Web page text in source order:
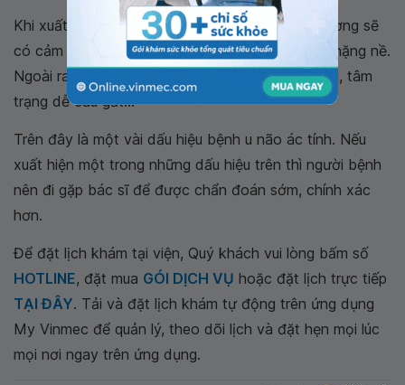
Khi xuất hiện khối u não ác tính, người bệnh thường sẽ
có cảm giác mệt mỏi, cơ thể kiệt sức, chân tay nặng nề.
Ngoài ra người bệnh còn mất khả năng tập trung, tâm
trạng dễ cáu gắt...
Trên đây là một vài dấu hiệu bệnh u não ác tính. Nếu
xuất hiện một trong những dấu hiệu trên thì người bệnh
nên đi gặp bác sĩ để được chẩn đoán sớm, chính xác
hơn.
Để đặt lịch khám tại viện, Quý khách vui lòng bấm số
HOTLINE, đặt mua GÓI DỊCH VỤ hoặc đặt lịch trực tiếp
TẠI ĐÂY. Tải và đặt lịch khám tự động trên ứng dụng
My Vinmec để quản lý, theo dõi lịch và đặt hẹn mọi lúc
mọi nơi ngay trên ứng dụng.